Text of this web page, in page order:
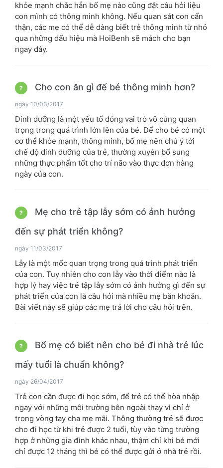
khỏe mạnh chắc hẳn bố mẹ nào cũng đặt câu hỏi liệu
con mình có thông minh không. Nếu quan sát con cẩn
thận, các mẹ có thể dễ dàng biết trẻ thông minh từ nhỏ
qua những dấu hiệu mà HoiBenh sẽ mách cho bạn
ngay đây.
? Cho con ăn gì để bé thông minh hơn?
ngày 10/03/2017
Dinh dưỡng là một yếu tố đóng vai trò vô cùng quan
trọng trong quá trình lớn lên của bé. Để cho bé có một
cơ thể khỏe mạnh, thông minh, bố mẹ nên chú ý tới
chế độ dinh dưỡng của trẻ, thường xuyên bổ sung
những thực phẩm tốt cho trí não vào thực đơn hàng
ngày của con.
?
Mẹ cho trẻ tập lẫy sớm có ảnh hưởng
đến sự phát triển không?
ngày 11/03/2017
Lẫy là một mốc quan trọng trong quá trình phát triển
của con. Tuy nhiên cho con lẫy vào thời điểm nào là
hợp lý hay việc trẻ tập lẫy sớm có ảnh hưởng gì đến sự
phát triển của con là câu hỏi mà nhiều mẹ băn khoăn.
Bài viết này sẽ giúp các mẹ trả lời cho câu hỏi trên.
?
Bố mẹ có biết nên cho bé đi nhà trẻ lúc
mấy tuổi là chuẩn không?
ngày 26/04/2017
Trẻ con cần được đi học sớm, để trẻ có thể hòa nhập
ngay với những môi trường bên ngoài thay vì chỉ ở
trong vòng tay cha mẹ mãi. Thông thường trẻ sẽ được
cho đi học từ khi trẻ được 2 tuổi, tùy vào từng trường
hợp ở những gia đình khác nhau, thậm chí khi bé mới
chỉ được 12 tháng thì bé có thể được gửi ở nhà trẻ rồi.